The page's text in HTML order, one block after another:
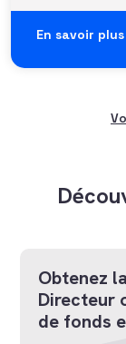
En savoir plus
Obtenez
Directeur
de fonds